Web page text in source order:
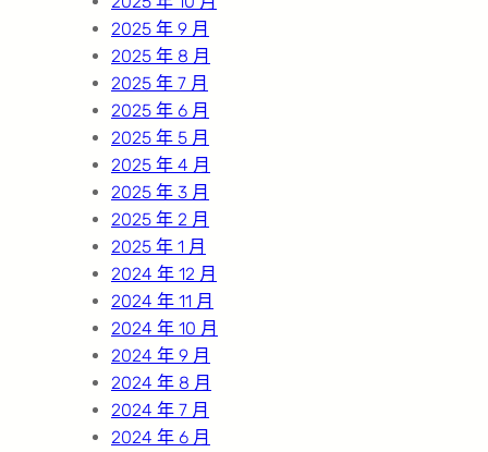
2025 年 9 月
2025 年 8 月
2025 年 7 月
2025 年 6 月
2025 年 5 月
2025 年 4 月
2025 年 3 月
2025 年 2 月
2025 年 1 月
2024 年 12 月
2024 年 11 月
2024 年 10 月
2024 年 9 月
2024 年 8 月
2024 年 7 月
2024 年 6 月